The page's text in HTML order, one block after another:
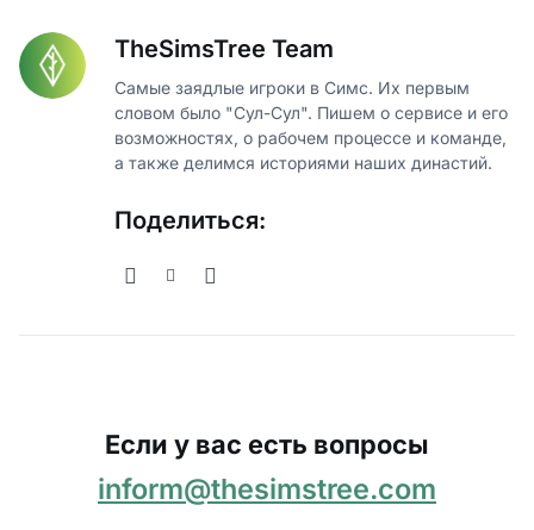
TheSimsTree Team
Самые заядлые игроки в Симс. Их первым
словом было "Сул-Сул". Пишем о сервисе и его
возможностях, о рабочем процессе и команде,
а также делимся историями наших династий.
Поделиться:
Если у вас есть вопросы
inform@thesimstree.com